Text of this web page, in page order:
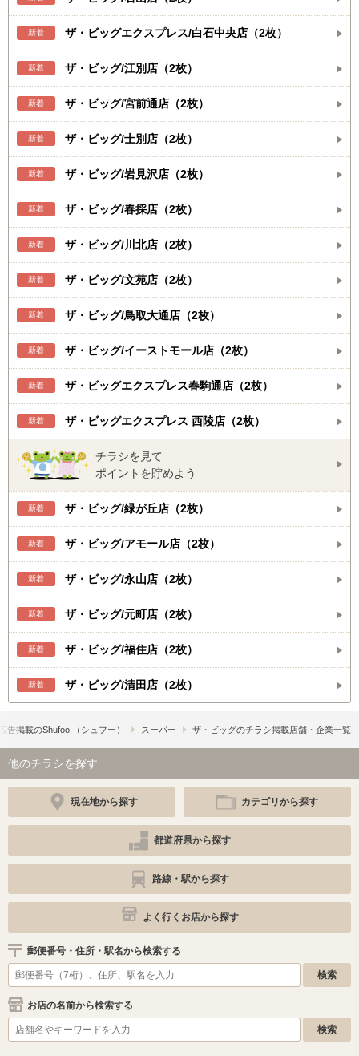
新着 ザ・ビッグエクスプレス/白石中央店（2枚）
新着 ザ・ビッグ/江別店（2枚）
新着 ザ・ビッグ/宮前通店（2枚）
新着 ザ・ビッグ/士別店（2枚）
新着 ザ・ビッグ/岩見沢店（2枚）
新着 ザ・ビッグ/春採店（2枚）
新着 ザ・ビッグ/川北店（2枚）
新着 ザ・ビッグ/文苑店（2枚）
新着 ザ・ビッグ/鳥取大通店（2枚）
新着 ザ・ビッグ/イーストモール店（2枚）
新着 ザ・ビッグエクスプレス春駒通店（2枚）
新着 ザ・ビッグエクスプレス 西陵店（2枚）
チラシを見て
ポイントを貯めよう
新着 ザ・ビッグ/緑が丘店（2枚）
新着 ザ・ビッグ/アモール店（2枚）
新着 ザ・ビッグ/永山店（2枚）
新着 ザ・ビッグ/元町店（2枚）
新着 ザ・ビッグ/福住店（2枚）
新着 ザ・ビッグ/清田店（2枚）
告掲載の​Shufoo!​（シュフー） スーパー ザ・ビッグのチラシ掲載店舗・企業一覧
他のチラシを探す
現在地から探す カテゴリから探す
都道府県から探す
路線・駅から探す
よく行くお店から探す
郵便番号・住所・駅名から検索する
お店の名前から検索する